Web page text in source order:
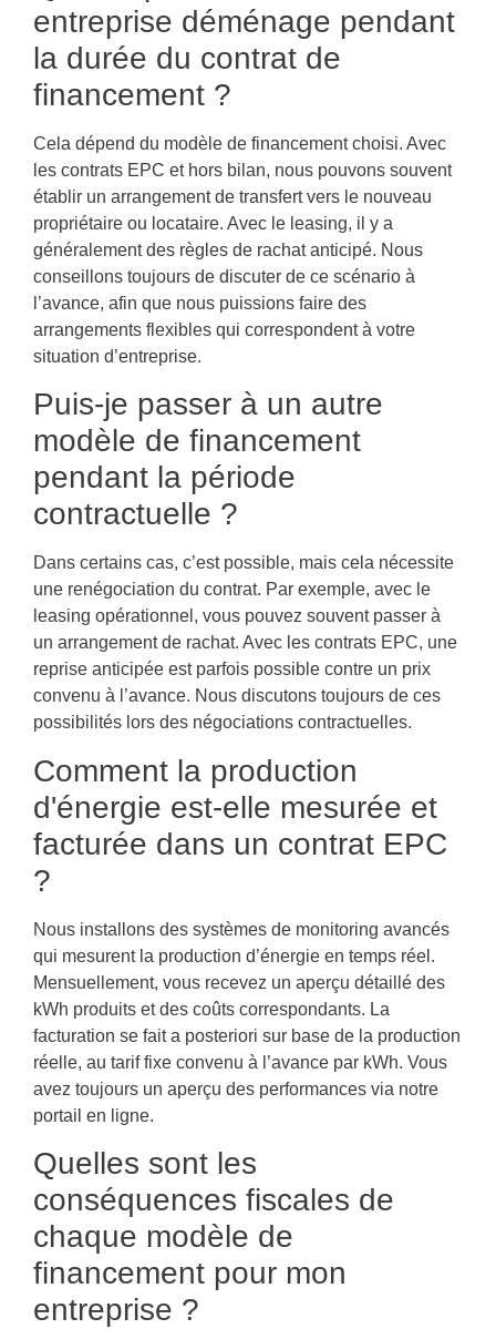
entreprise déménage pendant
la durée du contrat de
financement ?
Cela dépend du modèle de financement choisi. Avec
les contrats EPC et hors bilan, nous pouvons souvent
établir un arrangement de transfert vers le nouveau
propriétaire ou locataire. Avec le leasing, il y a
généralement des règles de rachat anticipé. Nous
conseillons toujours de discuter de ce scénario à
l’avance, afin que nous puissions faire des
arrangements flexibles qui correspondent à votre
situation d’entreprise.
Puis-je passer à un autre
modèle de financement
pendant la période
contractuelle ?
Dans certains cas, c’est possible, mais cela nécessite
une renégociation du contrat. Par exemple, avec le
leasing opérationnel, vous pouvez souvent passer à
un arrangement de rachat. Avec les contrats EPC, une
reprise anticipée est parfois possible contre un prix
convenu à l’avance. Nous discutons toujours de ces
possibilités lors des négociations contractuelles.
Comment la production
d'énergie est-elle mesurée et
facturée dans un contrat EPC
?
Nous installons des systèmes de monitoring avancés
qui mesurent la production d’énergie en temps réel.
Mensuellement, vous recevez un aperçu détaillé des
kWh produits et des coûts correspondants. La
facturation se fait a posteriori sur base de la production
réelle, au tarif fixe convenu à l’avance par kWh. Vous
avez toujours un aperçu des performances via notre
portail en ligne.
Quelles sont les
conséquences fiscales de
chaque modèle de
financement pour mon
entreprise ?